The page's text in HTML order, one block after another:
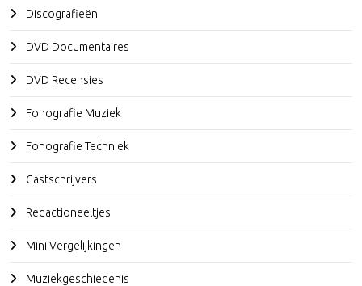
Discografieën
DVD Documentaires
DVD Recensies
Fonografie Muziek
Fonografie Techniek
Gastschrijvers
Redactioneeltjes
Mini Vergelijkingen
Muziekgeschiedenis